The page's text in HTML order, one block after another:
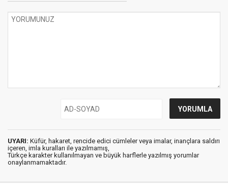
UYARI: Küfür, hakaret, rencide edici cümleler veya imalar, inançlara saldırı
içeren, imla kuralları ile yazılmamış,
Türkçe karakter kullanılmayan ve büyük harflerle yazılmış yorumlar
onaylanmamaktadır.